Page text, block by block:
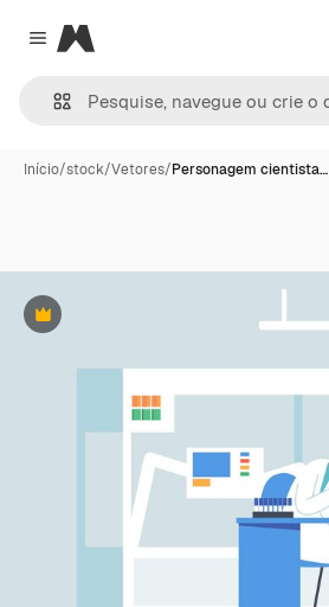
Close menu
Magnific
Início/stock/Vetores/Personagem cientista…
Premium